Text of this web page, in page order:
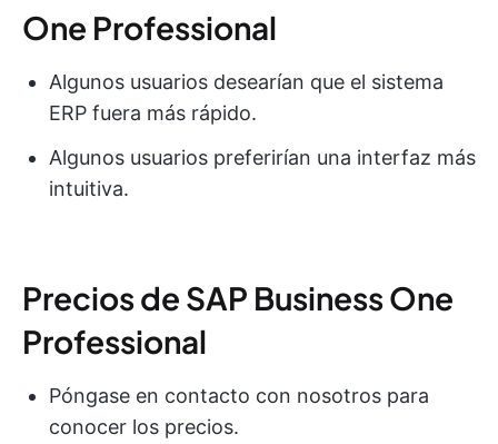
One Professional
Algunos usuarios desearían que el sistema
ERP fuera más rápido.
Algunos usuarios preferirían una interfaz más
intuitiva.
Precios de SAP Business One
Professional
Póngase en contacto con nosotros para
conocer los precios.